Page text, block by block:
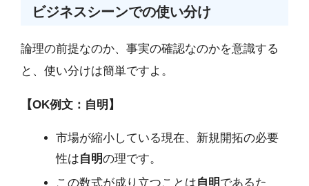
ビジネスシーンでの使い分け
論理の前提なのか、事実の確認なのかを意識する
と、使い分けは簡単ですよ。
【OK例文：自明】
市場が縮小している現在、新規開拓の必要
性は自明の理です。
この数式が成り立つことは自明であるた